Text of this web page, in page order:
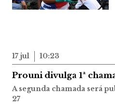
17 jul 10:23
Prouni divulga 1ª
A segunda chamada será
27